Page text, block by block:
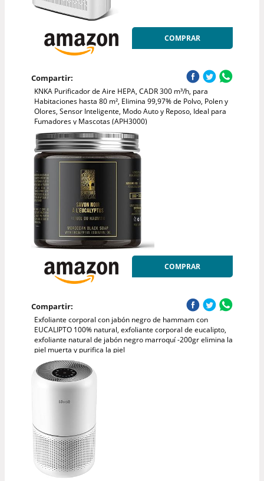
COMPRAR
Compartir:
KNKA Purificador de Aire HEPA, CADR 300 m³/h, para
Habitaciones hasta 80 m², Elimina 99,97% de Polvo, Polen y
Olores, Sensor Inteligente, Modo Auto y Reposo, Ideal para
Fumadores y Mascotas (APH3000)
COMPRAR
Compartir:
Exfoliante corporal con jabón negro de hammam con
EUCALIPTO 100% natural, exfoliante corporal de eucalipto,
exfoliante natural de jabón negro marroquí -200gr elimina la
piel muerta y purifica la piel